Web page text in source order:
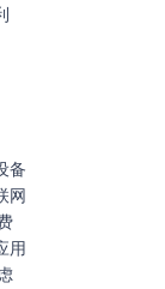
备
网
用